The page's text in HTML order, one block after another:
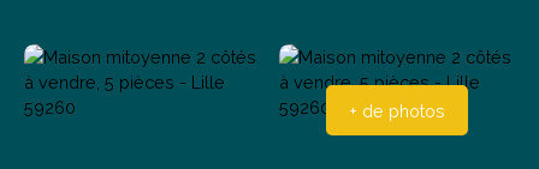
+ de photos